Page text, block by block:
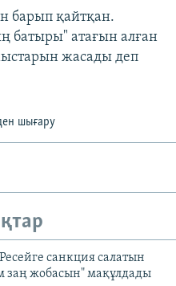
барып қайтқан.
батыры" атағын алған
жасады деп
шығару
санкция салатын
заң жобасын" мақұлдады